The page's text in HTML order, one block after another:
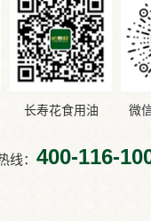
长寿花食用油 微
线：400-116-